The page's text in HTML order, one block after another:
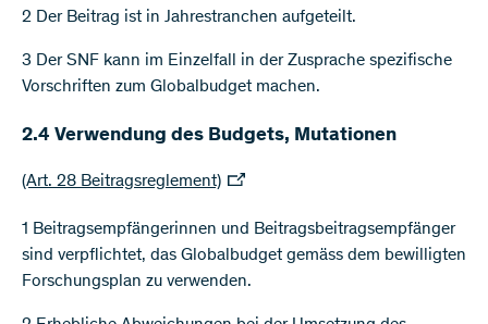
2 Der Beitrag ist in Jahrestranchen aufgeteilt.
3 Der SNF kann im Einzelfall in der Zusprache spezifische
Vorschriften zum Globalbudget machen.
2.4 Verwendung des Budgets, Mutationen
(Art. 28 Beitragsreglement)
1 Beitragsempfängerinnen und Beitragsbeitragsempfänger
sind verpflichtet, das Globalbudget gemäss dem bewilligten
Forschungsplan zu verwenden.